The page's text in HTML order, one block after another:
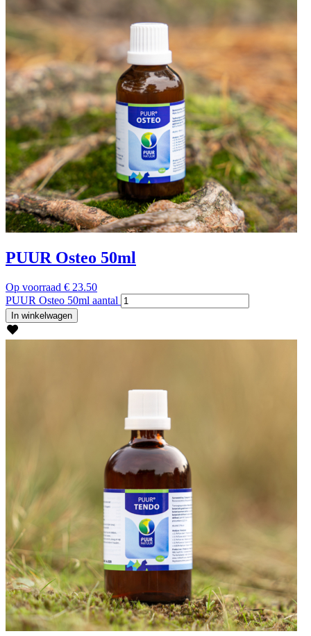
PUUR Osteo 50ml
Op voorraad € 23.50
PUUR Osteo 50ml aantal
In winkelwagen